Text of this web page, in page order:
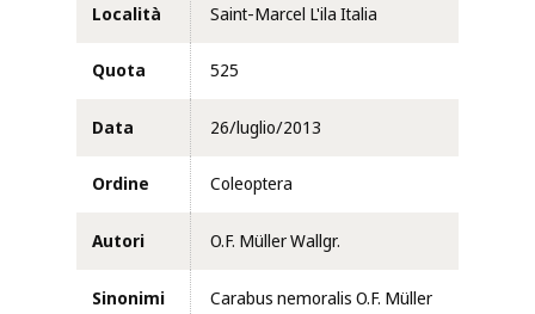
Località Saint-Marcel L'ila Italia
Quota 525
Data 26/luglio/2013
Ordine Coleoptera
Autori O.F. Müller Wallgr.
Sinonimi
Carabus nemoralis O.F. Müller